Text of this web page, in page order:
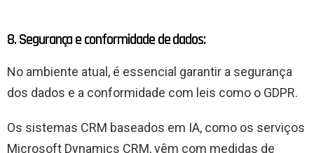
8. Segurança e conformidade de dados:
No ambiente atual, é essencial garantir a segurança
dos dados e a conformidade com leis como o GDPR.
Os sistemas CRM baseados em IA, como os serviços
Microsoft Dynamics CRM, vêm com medidas de